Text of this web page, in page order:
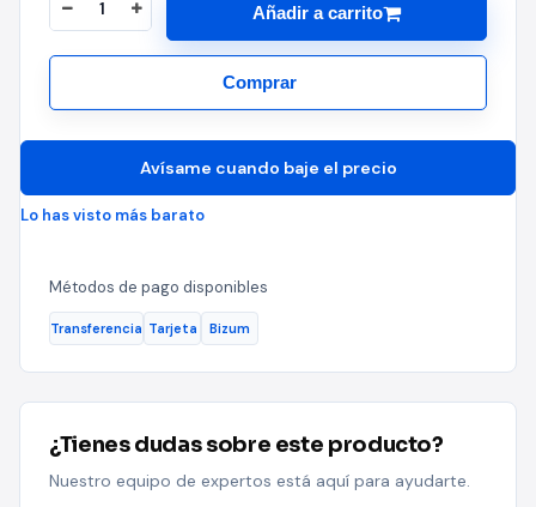
Añadir a carrito
Comprar
Avísame cuando baje el precio
Lo has visto más barato
Métodos de pago disponibles
Transferencia Tarjeta Bizum
¿Tienes dudas sobre este producto?
Nuestro equipo de expertos está aquí para ayudarte.